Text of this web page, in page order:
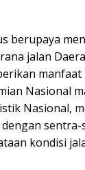
jalan
manfaat
Nasional
Nasional,
kondisi